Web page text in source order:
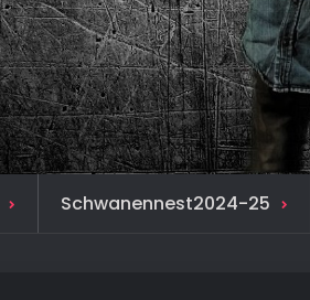
Schwanennest2024-25